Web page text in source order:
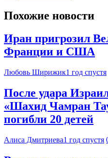
Похожие новости
Иран пригрозил
Франции и США
Любовь Ширижик1 год спустя
После удара
«Шахид Чамран
погибли 20 детей
Алиса Дмитриева1 год спустя